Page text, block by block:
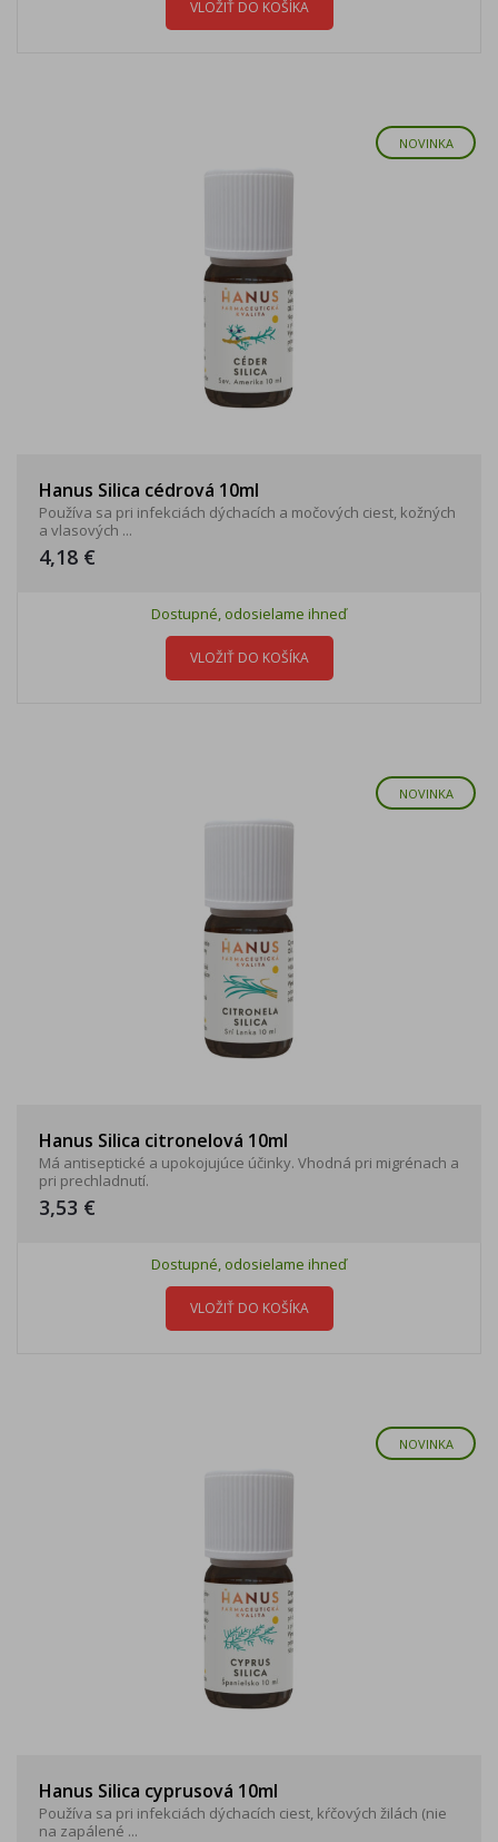
VLOŽIŤ DO KOŠÍKA
NOVINKA
Hanus Silica cédrová 10ml
Používa sa pri infekciách dýchacích a močových ciest, kožných
a vlasových ...
4,18 €
Dostupné, odosielame ihneď
VLOŽIŤ DO KOŠÍKA
NOVINKA
Hanus Silica citronelová 10ml
Má antiseptické a upokojujúce účinky. Vhodná pri migrénach a
pri prechladnutí.
3,53 €
Dostupné, odosielame ihneď
VLOŽIŤ DO KOŠÍKA
NOVINKA
Hanus Silica cyprusová 10ml
Používa sa pri infekciách dýchacích ciest, kŕčových žilách (nie
na zapálené ...